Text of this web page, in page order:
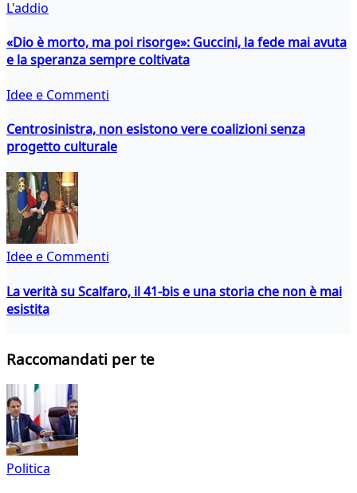
L'addio
«Dio è morto, ma poi risorge»: Guccini, la fede mai avuta
e la speranza sempre coltivata
Idee e Commenti
Centrosinistra, non esistono vere coalizioni senza
progetto culturale
Idee e Commenti
La verità su Scalfaro, il 41-bis e una storia che non è mai
esistita
Raccomandati per te
Politica